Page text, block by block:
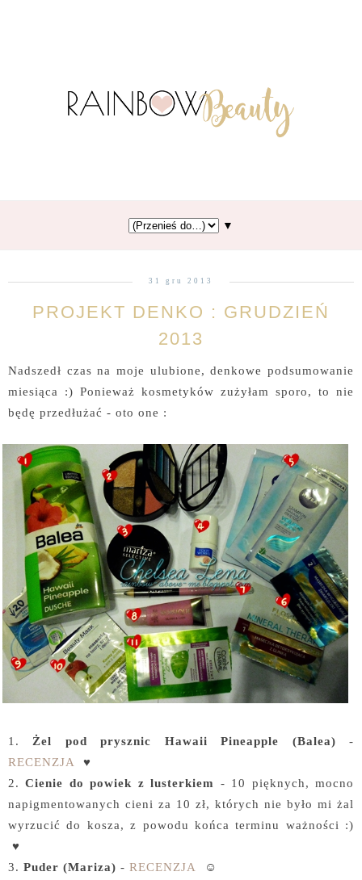
▼
31 gru 2013
PROJEKT DENKO : GRUDZIEŃ
2013
Nadszedł czas na moje ulubione, denkowe podsumowanie
miesiąca :) Ponieważ kosmetyków zużyłam sporo, to nie
będę przedłużać - oto one :
1. Żel pod prysznic Hawaii Pineapple (Balea) -
RECENZJA
♥
2.Cienie do powiek z lusterkiem - 10 pięknych, mocno
napigmentowanych cieni za 10 zł, których nie było mi żal
wyrzucić do kosza, z powodu końca terminu ważności :)
♥
3. Puder (Mariza) - RECENZJA
☺